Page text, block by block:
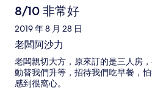
8/10 非常好
2019 年 8 月 28 日
老闆阿沙力
老闆親切大方，原來訂的是三人房
動替我們升等，招待我們吃早餐，
感到很窩心。